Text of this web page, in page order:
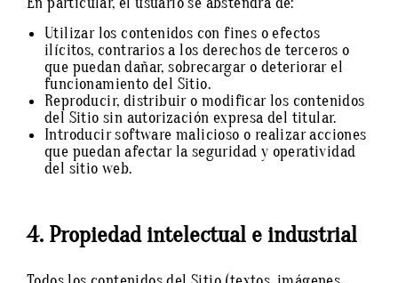
Utilizar los contenidos con fines o efectos
ilícitos, contrarios a los derechos de terceros o
que puedan dañar, sobrecargar o deteriorar el
funcionamiento del Sitio.
Reproducir, distribuir o modificar los contenidos
del Sitio sin autorización expresa del titular.
Introducir software malicioso o realizar acciones
que puedan afectar la seguridad y operatividad
del sitio web.
4. Propiedad intelectual e industrial